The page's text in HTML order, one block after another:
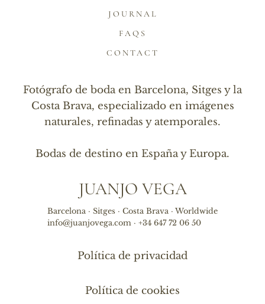
JOURNAL
FAQS
CONTACT
Fotógrafo de boda en Barcelona, Sitges y la
Costa Brava, especializado en imágenes
naturales, refinadas y atemporales.
Bodas de destino en España y Europa.
JUANJO VEGA
Barcelona · Sitges · Costa Brava · Worldwide
info@juanjovega.com · +34 647 72 06 50
Política de privacidad
Política de cookies